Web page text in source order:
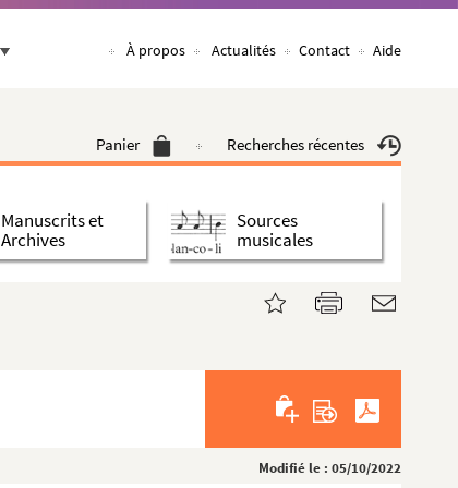
À propos Actualités Contact Aide
Panier Recherches récentes
Manuscrits et
Archives
Sources
musicales
Modifié le : 05/10/2022